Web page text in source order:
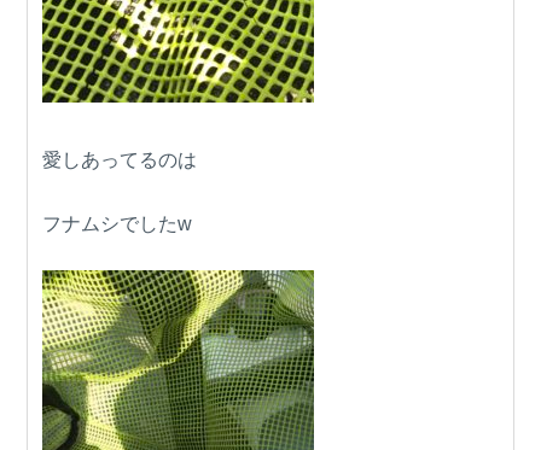
愛しあってるのは
フナムシでしたw